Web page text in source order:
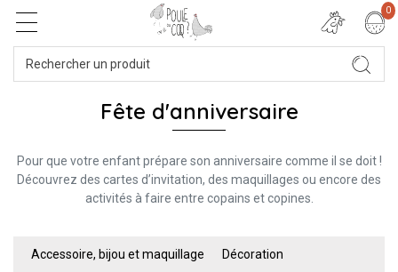
0
Fête d'anniversaire
Pour que votre enfant prépare son anniversaire comme il se doit !
Découvrez des cartes d’invitation, des maquillages ou encore des
activités à faire entre copains et copines.
Accessoire, bijou et maquillage Décoration